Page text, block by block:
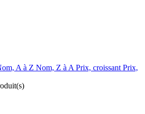
A à Z Nom, Z à A Prix, croissant Prix,